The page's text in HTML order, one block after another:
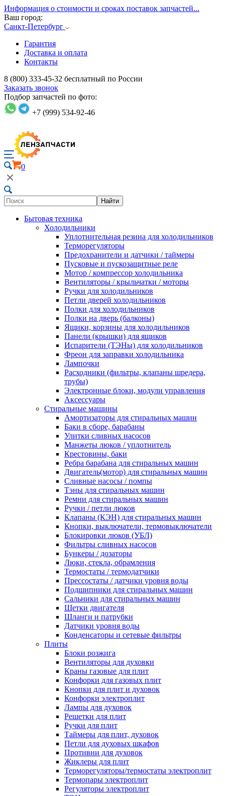
Информация о стоимости и сроках поставок запчастей...
Ваш город:
Санкт-Петербург
Гарантия
Доставка и оплата
Контакты
8 (800) 333-45-32 бесплатный по России
Заказать звонок
Подбор запчастей по фото:
+7 (999) 534-92-46
0
Найти
Бытовая техника
Холодильники
Уплотнительная резина для холодильников
Терморегуляторы
Предохранители и датчики / таймеры
Пусковые и пускозащитные реле
Мотор / компрессор холодильника
Вентиляторы / крыльчатки / моторы
Ручки для холодильников
Петли дверей холодильников
Полки для холодильников
Полки на дверь (балконы)
Ящики, корзины для холодильников
Панели (крышки) для ящиков
Испарители (ТЭНы) для холодильников
Фреон для заправки холодильника
Лампочки
Расходники (фильтры, клапаны шредера,
трубы)
Электронные блоки, модули управления
Аксессуары
Стиральные машины
Амортизаторы для стиральных машин
Баки в сборе, барабаны
Улитки сливных насосов
Манжеты люков / уплотнитель
Крестовины, баки
Ребра барабана для стиральных машин
Двигатель(мотор) для стиральных машин
Сливные насосы / помпы
Тэны для стиральных машин
Ремни для стиральных машин
Ручки / петли люков
Клапаны (КЭН) для стиральных машин
Кнопки, выключатели, термовыключатели
Блокировки люков (УБЛ)
Фильтры сливных насосов
Бункеры / дозаторы
Люки, стекла, обрамления
Термостаты / термодатчики
Прессостаты / датчики уровня воды
Подшипники для стиральных машин
Сальники для стиральных машин
Щетки двигателя
Шланги и патрубки
Датчики уровня воды
Конденсаторы и сетевые фильтры
Плиты
Блоки розжига
Вентиляторы для духовки
Краны газовые для плит
Конфорки для газовых плит
Кнопки для плит и духовок
Конфорки электроплит
Лампы для духовок
Решетки для плит
Ручки для плит
Таймеры для плит, духовок
Петли для духовых шкафов
Противни для духовок
Жиклеры для плит
Терморегуляторы/термостаты электроплит
Термопары электроплит
Регуляторы электроплит